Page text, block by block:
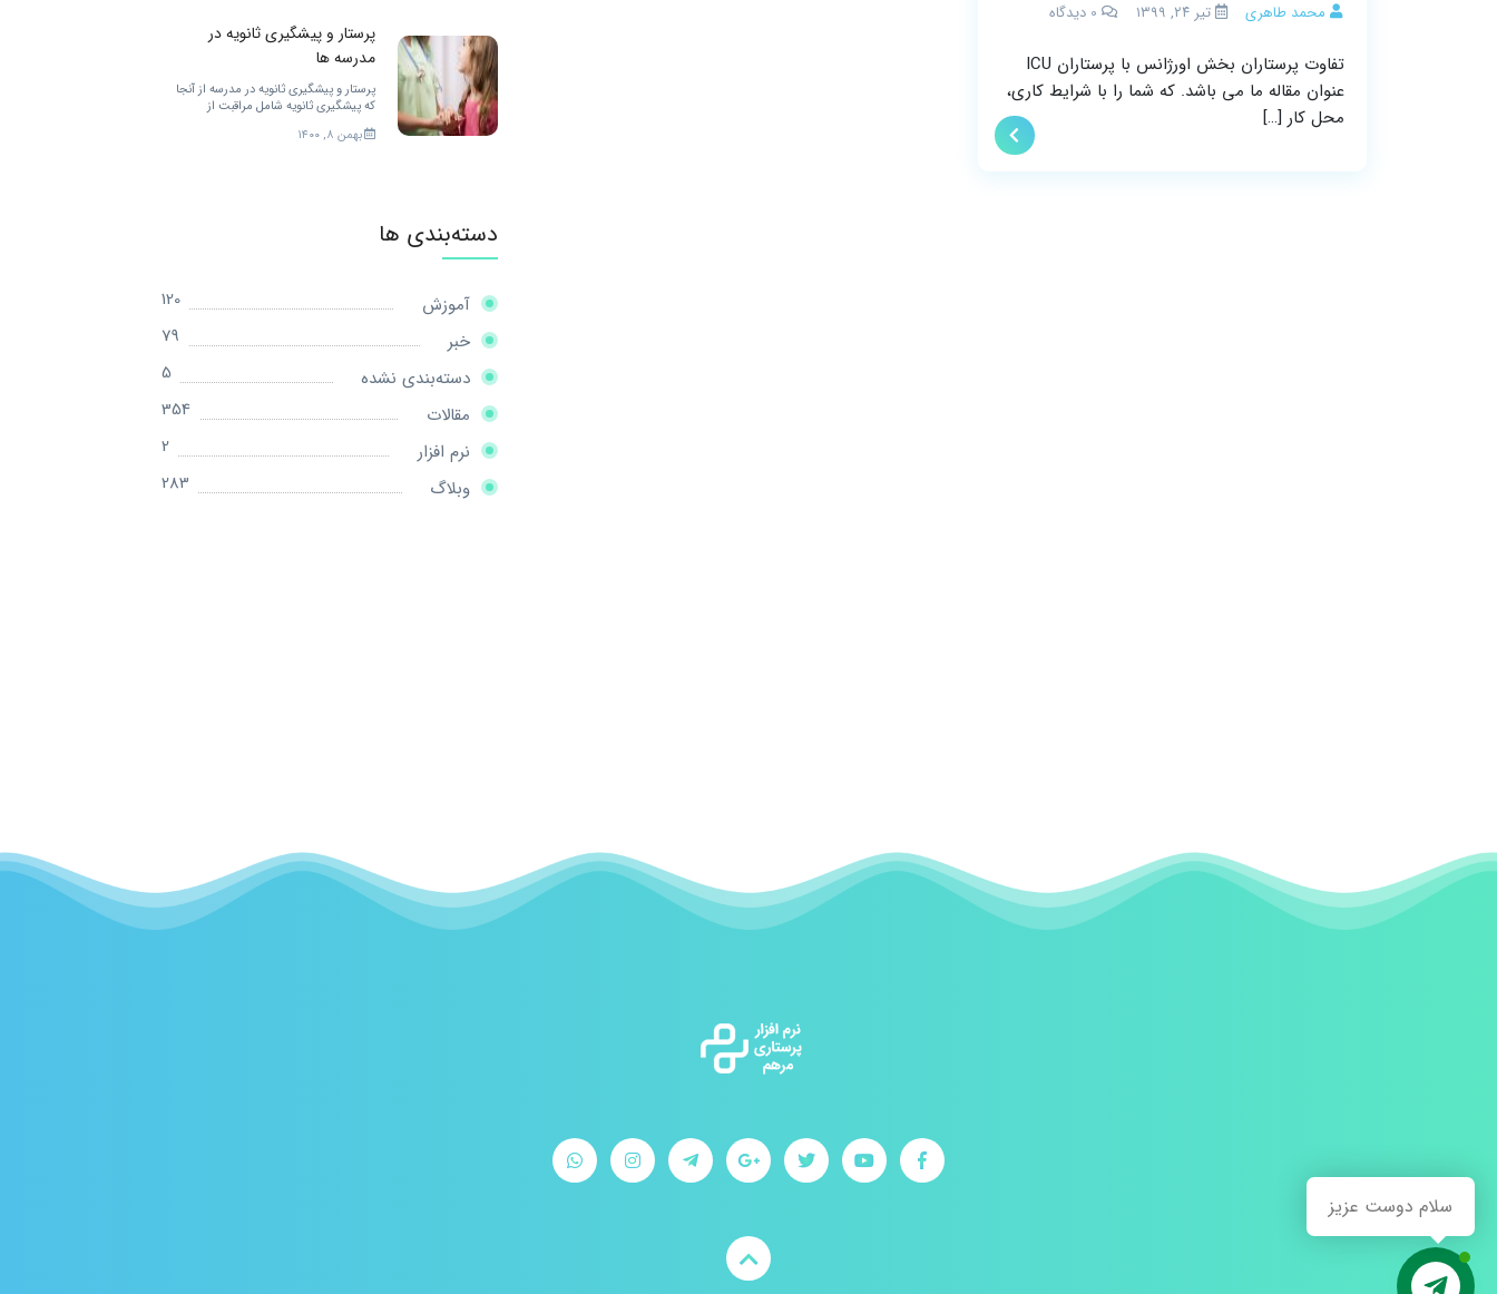
محمد طاهری تیر ۲۴, ۱۳۹۹ 0 دیدگاه
تفاوت پرستاران بخش اورژانس با پرستاران ICU
عنوان مقاله ما می باشد. که شما را با شرایط کاری،
محل کار […]
پرستار و پیشگیری ثانویه در
مدرسه ها
پرستار و پیشگیری ثانویه در مدرسه از آنجا
که پیشگیری ثانویه شامل مراقبت از
کودکان در زمان نیاز به مراقبت […]
بهمن ۸, ۱۴۰۰
دسته‌بندی ها
آموزش
120
خبر
79
دسته‌بندی نشده
5
مقالات
354
نرم افزار
2
وبلاگ
283
سلام دوست عزیز